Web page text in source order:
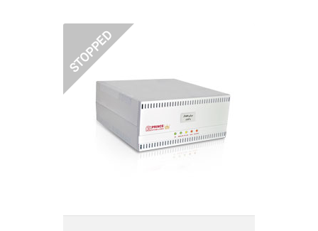
PRINCE FRZ40 یخچال و فریزر زیر 40 فوت